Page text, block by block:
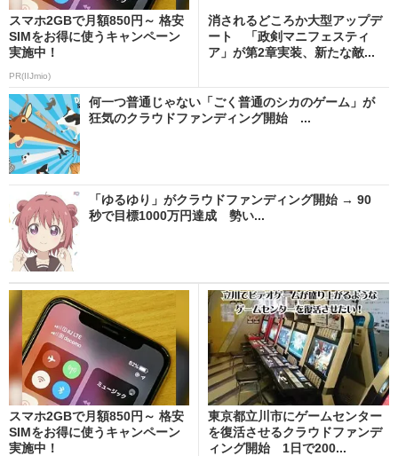
スマホ2GBで月額850円～ 格安
SIMをお得に使うキャンペーン
実施中！
PR(IIJmio)
消されるどころか大型アップデ
ート 「政剣マニフェスティ
ア」が第2章実装、新たな敵...
何一つ普通じゃない「ごく普通のシカのゲーム」が
狂気のクラウドファンディング開始 ...
「ゆるゆり」がクラウドファンディング開始 → 90
秒で目標1000万円達成 勢い...
スマホ2GBで月額850円～ 格安
SIMをお得に使うキャンペーン
実施中！
東京都立川市にゲームセンター
を復活させるクラウドファンデ
ィング開始 1日で200...